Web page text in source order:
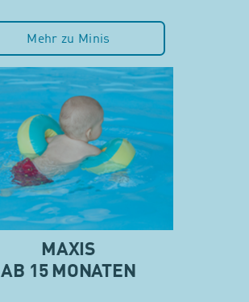
Mehr zu Minis
MAXIS
AB 15 MONATEN